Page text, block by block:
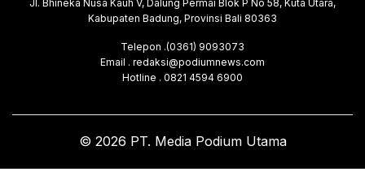
Jl. Bhineka Nusa Kauh V, Dalung Permai Blok P No 58, Kuta Utara,
Kabupaten Badung, Provinsi Bali 80363
Telepon .(0361) 9093073
Email . redaksi@podiumnews.com
Hotline . 0821 4594 6900
© 2026 PT. Media Podium Utama